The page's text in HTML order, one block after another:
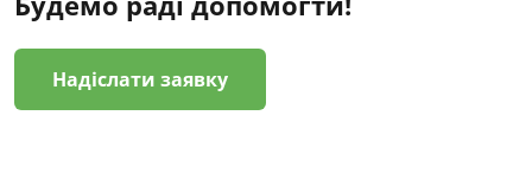
Надіслати заявку